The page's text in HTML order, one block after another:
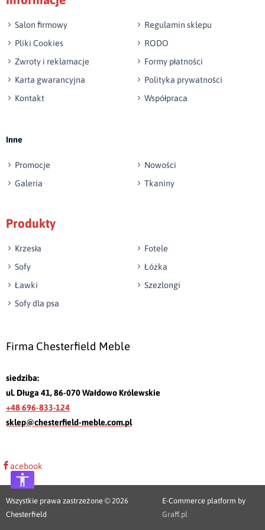
Wyślij opinię
Salon firmowy
Regulamin sklepu
Pliki Cookies
RODO
Zwroty i reklamacje
Formy płatności
Karta gwarancyjna
Polityka prywatności
Kontakt
Współpraca
Inne
Promocje
Nowości
Galeria
Tkaniny
Produkty
Krzesła
Fotele
Sofy
Łóżka
Ławki
Szezlongi
Sofy dla psa
Firma Chesterfield Meble
siedziba:
ul. Długa 41, 86-070 Wałdowo Królewskie
+48 696-833-124
sklep@chesterfield-meble.com.pl
acebook
Wszystkie prawa zastrzeżone © 2026
Chesterfield
E-Commerce platform by
Graff.pl